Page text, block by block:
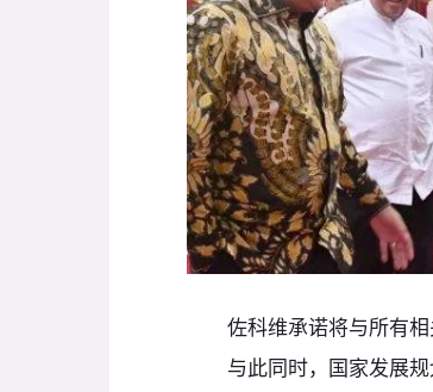
佐科维承诺将与所有相
与此同时，国家发展规